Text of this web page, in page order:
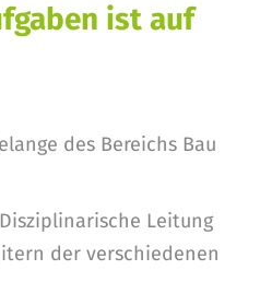
ist auf
des Bereichs Bau
Leitung
der verschiedenen